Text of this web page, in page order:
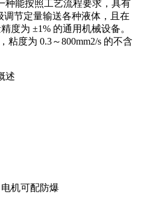
种能按照工艺流程要求，具有
调节定量输送各种液体，且在
度为 ±1% 的通用机械设备。
度为 0.3～800mm2/s 的不含
述
机可配防爆